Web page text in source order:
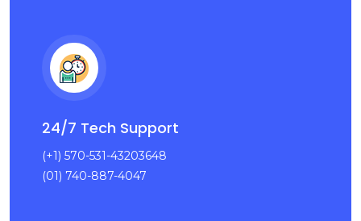
24/7 Tech Support
(+1) 570-531-43203648
(01) 740-887-4047